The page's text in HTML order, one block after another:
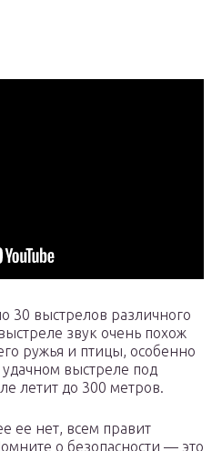
30 выстрелов различного
звук очень похож
ружья и птицы, особенно
выстреле под
летит до 300 метров.
ее нет, всем правит
о безопасности — это